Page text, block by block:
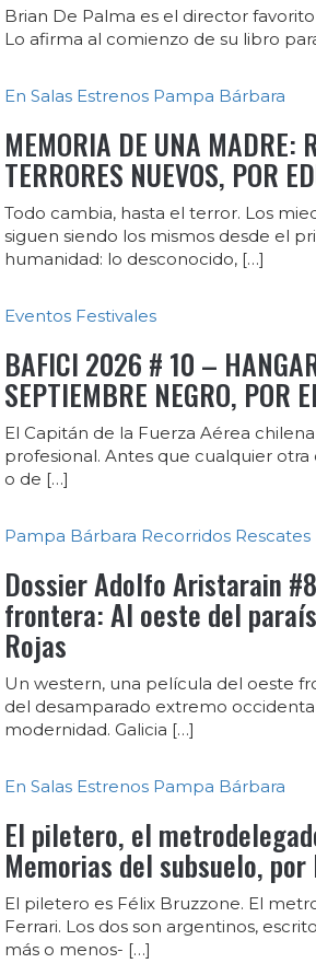
Brian De Palma es el director
Lo afirma al comienzo de su libro
En Salas Estrenos Pampa Bárbara
MEMORIA DE UNA MADRE:
TERRORES NUEVOS, POR
Todo cambia, hasta el terror. Los
siguen siendo los mismos desde el
humanidad: lo desconocido, […]
Eventos Festivales
BAFICI 2026 # 10 –
SEPTIEMBRE NEGRO, POR
El Capitán de la Fuerza Aérea
profesional. Antes que cualquier otra
o de […]
Pampa Bárbara Recorridos Rescates
Dossier Adolfo Aristarain
frontera: Al oeste del
Rojas
Un western, una película del oeste
del desamparado extremo
modernidad. Galicia […]
En Salas Estrenos Pampa Bárbara
El piletero, el
Memorias del subsuelo, por
El piletero es Félix Bruzzone. El
Ferrari. Los dos son argentinos,
más o menos- […]